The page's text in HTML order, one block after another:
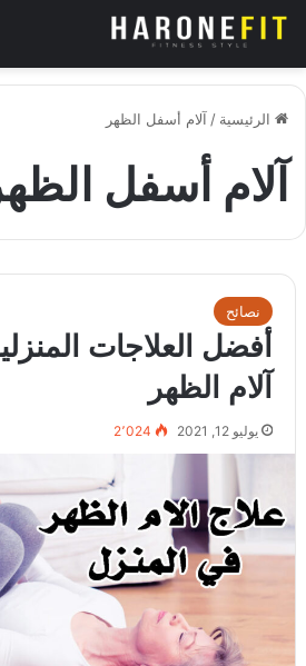
الرئيسية / آلام أسفل الظهر
آلام أسفل
نصائح
أفضل العلاجات
آلام الظهر
يوليو 12, 2021 2٬024